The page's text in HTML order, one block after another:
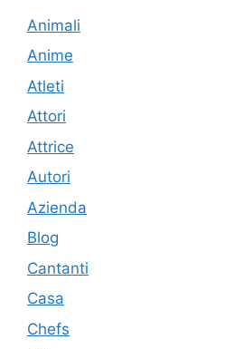
Animali
Anime
Atleti
Attori
Attrice
Autori
Azienda
Blog
Cantanti
Casa
Chefs